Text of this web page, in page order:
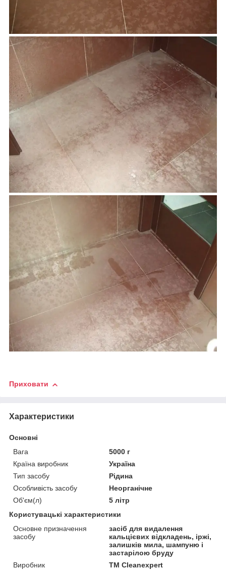
Приховати
Характеристики
Основні
Вага
5000 г
Країна виробник
Україна
Тип засобу
Рідина
Особливість засобу
Неорганічне
Об'єм(л)
5 літр
Користувацькі характеристики
Основне призначення
засобу
засіб для видалення
кальцієвих відкладень, іржі,
залишків мила, шампуню і
застарілою бруду
Виробник
TM Cleanexpert